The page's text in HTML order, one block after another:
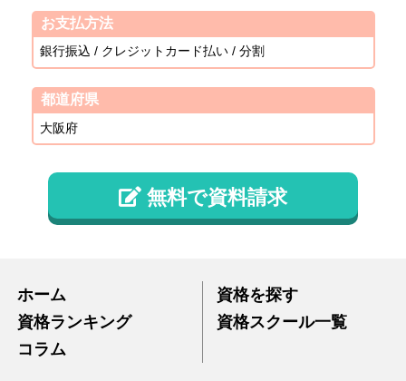
お支払方法
銀行振込 / クレジットカード払い / 分割
都道府県
大阪府
無料で資料請求
ホーム
資格を探す
資格ランキング
資格スクール一覧
コラム